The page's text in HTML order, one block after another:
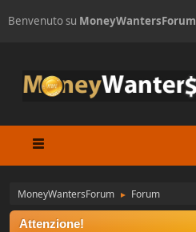
Benvenuto su MoneyWantersForum
MoneyWantersForum ► Forum
Attenzione!